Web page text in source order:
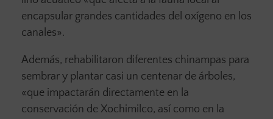
encapsular grandes cantidades del oxígeno en los
canales».
Además, rehabilitaron diferentes chinampas para
sembrar y plantar casi un centenar de árboles,
«que impactarán directamente en la
conservación de Xochimilco, así como en la